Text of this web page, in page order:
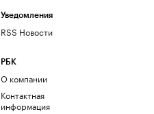
Уведомления
RSS Новости
РБК
О компании
Контактная
информация